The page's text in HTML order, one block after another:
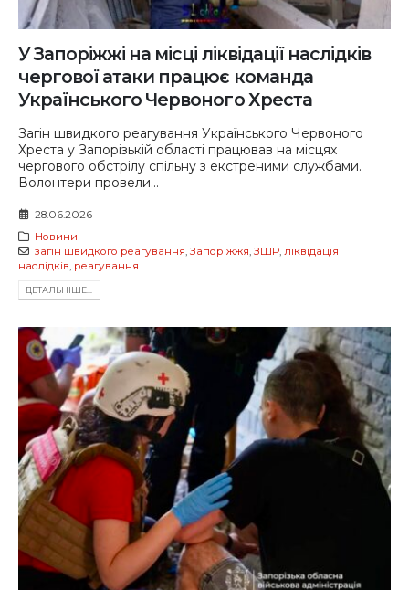
У Запоріжжі на місці ліквідації наслідків
чергової атаки працює команда
Українського Червоного Хреста
Загін швидкого реагування Українського Червоного
Хреста у Запорізькій області працював на місцях
чергового обстрілу спільну з екстреними службами.
Волонтери провели...
28.06.2026
Новини
загін швидкого реагування, Запоріжжя, ЗШР, ліквідація
наслідків, реагування
ДЕТАЛЬНIШЕ...